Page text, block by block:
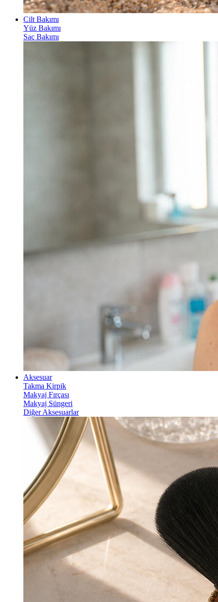
Cilt Bakımı
Yüz Bakımı
Saç Bakımı
Aksesuar
Takma Kirpik
Makyaj Fırçası
Makyaj Süngeri
Diğer Aksesuarlar